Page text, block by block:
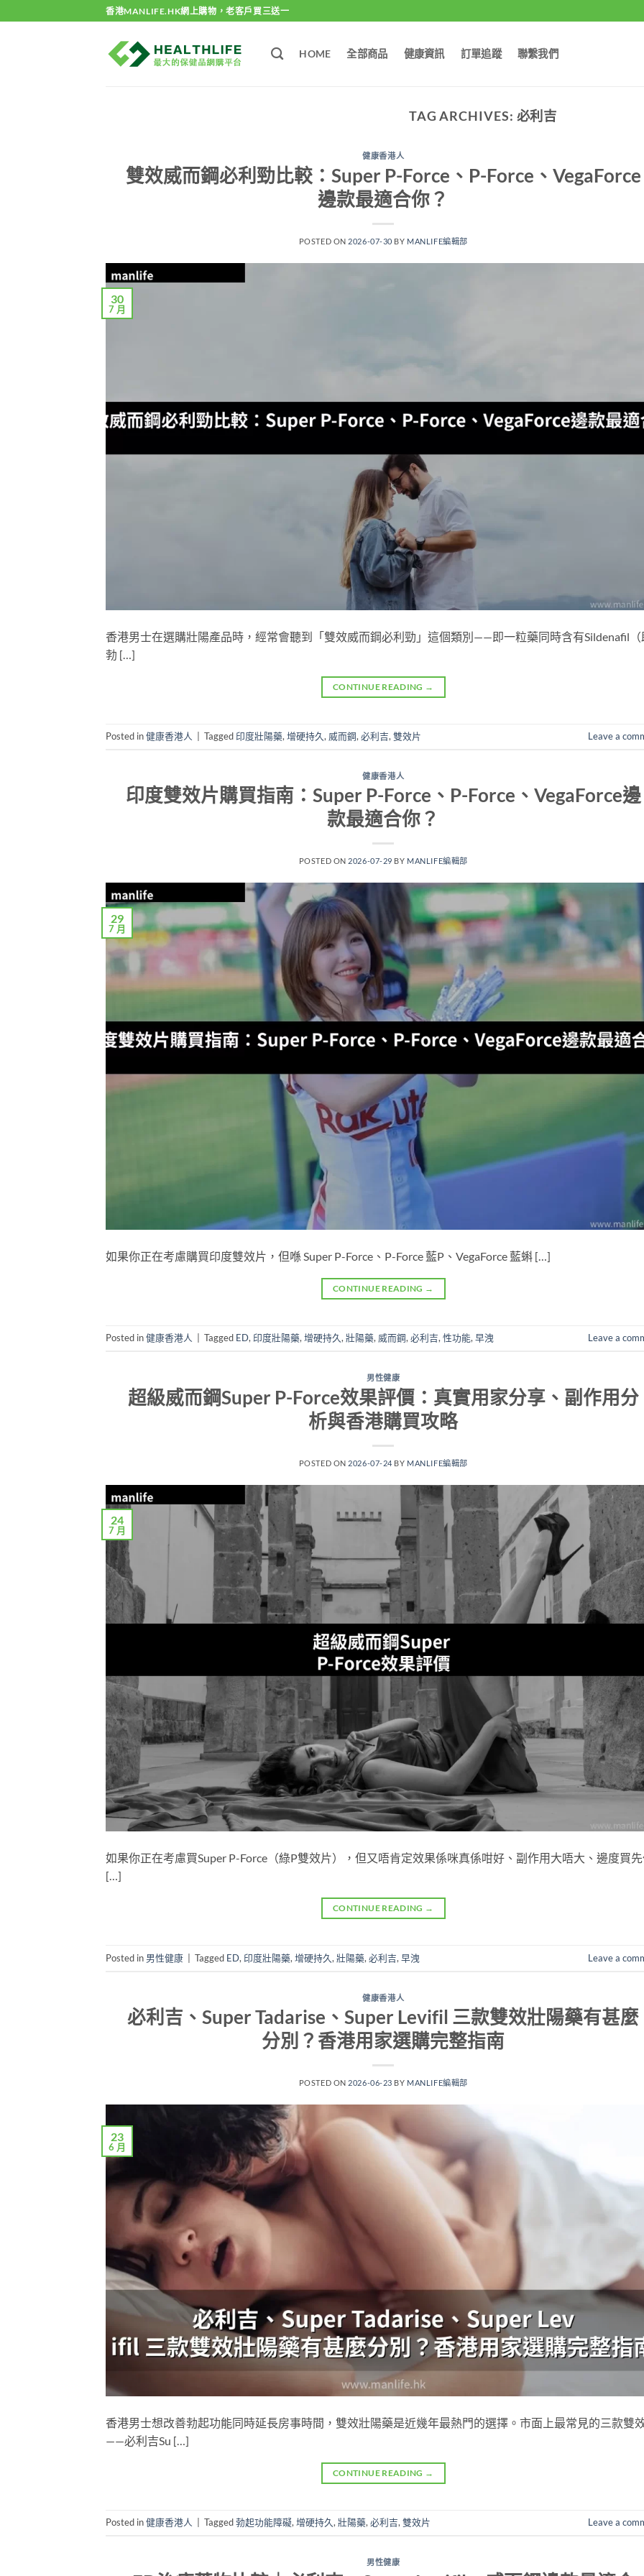
to
香港MANLIFE.HK網上購物，老客戶買三送一
HOME 全部商品 健康資訊 訂單追蹤 聯繫我們
TAG ARCHIVES: 必利吉
健康香港人
雙效威而鋼必利勁比較：Super P-Force、P-Force、VegaForce
邊款最適合你？
POSTED ON 2026-07-30 BY MANLIFE編輯部
30
7 月
香港男士在選購壯陽產品時，經常會聽到「雙效威而鋼必利勁」這個類別——即一粒藥同時含有Sildenafil（
勃 […]
CONTINUE READING →
Posted in健康香港人 Tagged 印度壯陽藥, 增硬持久, 威而鋼, 必利吉, 雙效片 Leave a
健康香港人
印度雙效片購買指南：Super P-Force、P-Force、VegaForce邊
款最適合你？
POSTED ON 2026-07-29 BY MANLIFE編輯部
29
7 月
如果你正在考慮購買印度雙效片，但喺 Super P-Force、P-Force 藍P、VegaForce 藍蝌 […]
CONTINUE READING →
Posted in健康香港人 Tagged ED,印度壯陽藥,增硬持久,壯陽藥, 威而鋼,必利吉,性功能,早洩 Leave a
男性健康
超級威而鋼Super P-Force效果評價：真實用家分享、副作用分
析與香港購買攻略
POSTED ON 2026-07-24 BY MANLIFE編輯部
24
7 月
如果你正在考慮買Super P-Force（綠P雙效片），但又唔肯定效果係咪真係咁好、副作用大唔大、邊度買
[…]
CONTINUE READING →
Posted in 男性健康 Tagged ED, 印度壯陽藥, 增硬持久, 壯陽藥, 必利吉, 早洩 Leave a
健康香港人
必利吉、Super Tadarise、Super Levifil 三款雙效壯陽藥有甚麼
分別？香港用家選購完整指南
POSTED ON 2026-06-23 BY MANLIFE編輯部
23
6 月
香港男士想改善勃起功能同時延長房事時間，雙效壯陽藥是近幾年最熱門的選擇。市面上最常見的三款雙
——必利吉Su […]
CONTINUE READING →
Posted in健康香港人 Tagged勃起功能障礙,增硬持久,壯陽藥,必利吉,雙效片 Leave a
男性健康